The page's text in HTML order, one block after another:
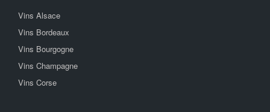
Vins Alsace
Vins Bordeaux
Vins Bourgogne
Vins Champagne
Vins Corse